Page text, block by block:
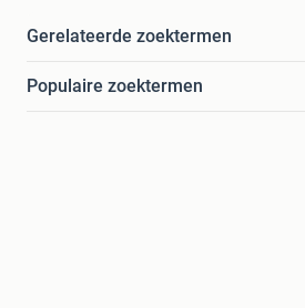
Gerelateerde zoektermen
Populaire zoektermen